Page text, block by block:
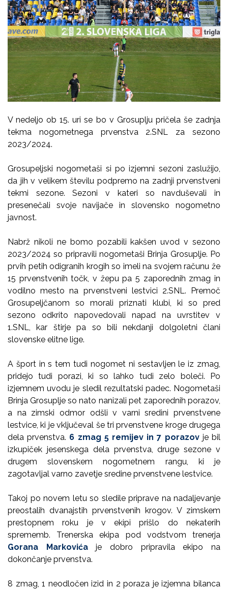
V nedeljo ob 15. uri se bo v Grosuplju pričela še zadnja
tekma nogometnega prvenstva 2.SNL za sezono
2023/2024.
Grosupeljski nogometaši si po izjemni sezoni zaslužijo,
da jih v velikem številu podpremo na zadnji prvenstveni
tekmi sezone. Sezoni v kateri so navduševali in
presenečali svoje navijače in slovensko nogometno
javnost.
Nabrž nikoli ne bomo pozabili kakšen uvod v sezono
2023/2024 so pripravili nogometaši Brinja Grosuplje. Po
prvih petih odigranih krogih so imeli na svojem računu že
15 prvenstvenih točk, v žepu pa 5 zaporednih zmag in
vodilno mesto na prvenstveni lestvici 2.SNL. Premoč
Grosupeljčanom so morali priznati klubi, ki so pred
sezono odkrito napovedovali napad na uvrstitev v
1.SNL, kar štirje pa so bili nekdanji dolgoletni člani
slovenske elitne lige.
A šport in s tem tudi nogomet ni sestavljen le iz zmag,
pridejo tudi porazi, ki so lahko tudi zelo boleči. Po
izjemnem uvodu je sledil rezultatski padec. Nogometaši
Brinja Grosuplje so nato nanizali pet zaporednih porazov,
a na zimski odmor odšli v varni sredini prvenstvene
lestvice, ki je vključeval še tri prvenstvene kroge drugega
dela prvenstva. 6 zmag 5 remijev in 7 porazovje bil
izkupiček jesenskega dela prvenstva, druge sezone v
drugem slovenskem nogometnem rangu, ki je
zagotavljal varno zavetje sredine prvenstvene lestvice.
Takoj po novem letu so sledile priprave na nadaljevanje
preostalih dvanajstih prvenstvenih krogov. V zimskem
prestopnem roku je v ekipi prišlo do nekaterih
sprememb. Trenerska ekipa pod vodstvom trenerja
Gorana Markovićaje dobro pripravila ekipo na
dokončanje prvenstva.
8 zmag, 1 neodločen izid in 2 poraza je izjemna bilanca